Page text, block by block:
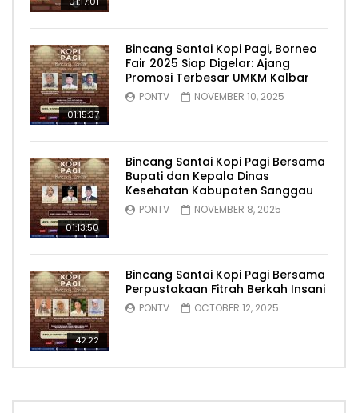
01:15:37
Bincang Santai Kopi Pagi, Borneo
Fair 2025 Siap Digelar: Ajang
Promosi Terbesar UMKM Kalbar
PONTV NOVEMBER 10, 2025
01:13:50
Bincang Santai Kopi Pagi Bersama
Bupati dan Kepala Dinas
Kesehatan Kabupaten Sanggau
PONTV NOVEMBER 8, 2025
42:22
Bincang Santai Kopi Pagi Bersama
Perpustakaan Fitrah Berkah Insani
PONTV OCTOBER 12, 2025